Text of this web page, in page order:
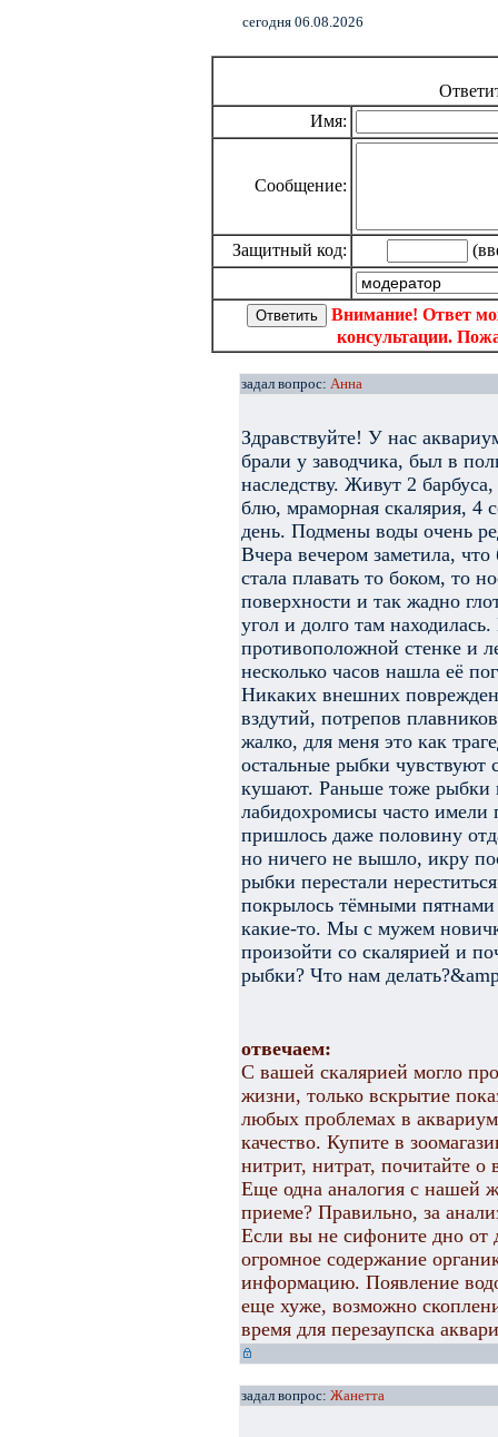
cегодня 06.08.2026
Имя:
Сообщение:
Защитный код:
Внимание! Ответ
консультации.
задал вопрос: Анна
Здравствуйте! У нас
брали у заводчика, был в
наследству. Живут 2
блю, мраморная скалярия, 4
день. Подмены воды очень
Вчера вечером заметила,
стала плавать то боком, то
поверхности и так жадно
угол и долго там
противоположной стенке и
несколько часов нашла её
Никаких внешних
вздутий, потрепов
жалко, для меня это как
остальные рыбки чувствуют
кушают. Раньше тоже рыбки
лабидохромисы часто имели
пришлось даже половину
но ничего не вышло, икру
рыбки перестали
покрылось тёмными
какие-то. Мы с мужем
произойти со скалярией и
рыбки? Что нам
отвечаем:
С вашей скалярией могло
жизни, только вскрытие
любых проблемах в
качество. Купите в
нитрит, нитрат, почитайте о
Еще одна аналогия с нашей
приеме? Правильно, за
Если вы не сифоните дно от
огромное содержание
информацию. Появление
еще хуже, возможно
время для перезаупска
задал вопрос: Жанетта